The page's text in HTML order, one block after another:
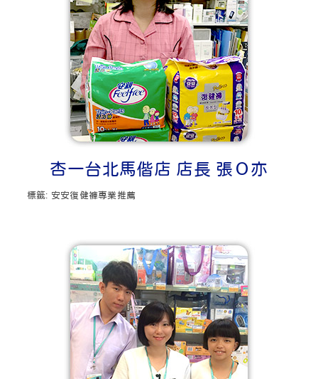
杏一台北馬偕店 店長 張Ｏ亦
標籤: 安安復健褲專業推薦